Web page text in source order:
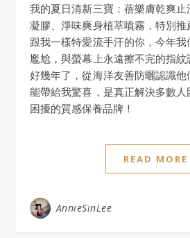
我的夏日清新三寶：蓓樂膚乾爽止汗護手霜、制汗清爽
凝膠、淨味爽身植萃噴霧，特別
跟我一樣特愛流手汗的你，今年
尷尬，與螢幕上永遠擦不完的指
好幾年了，從海洋友善防曬認識
能帶給我驚喜，是真正解決多數
困擾的質感保養品牌！
READ MORE
AnnieSinLee